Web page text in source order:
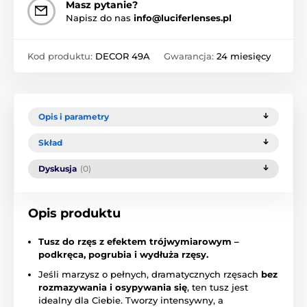
Masz pytanie?
Napisz do nas info@luciferlenses.pl
Kod produktu: DECOR 49A Gwarancja: 24 miesięcy
Opis i parametry
Skład
Dyskusja (0)
Opis produktu
Tusz do rzęs z efektem trójwymiarowym –
podkręca, pogrubia i wydłuża rzęsy.
Jeśli marzysz o pełnych, dramatycznych rzęsach bez
rozmazywania i osypywania się, ten tusz jest
idealny dla Ciebie. Tworzy intensywny, a